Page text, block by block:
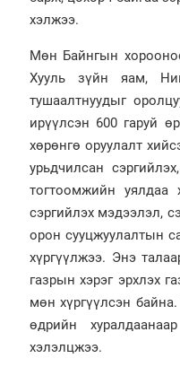
хэлжээ.
Мөн Байнгын
Хууль зүйн яам,
тушаалтнуудыг
ирүүлсэн 600 гаруй
хөрөнгө оруулалт
урьдчилсан
тогтоомжийн уялдаа
сэргийлэх мэдээлэл,
орон сууцжуулалтын
хүргүүлжээ. Энэ
газрын хэрэг эрхлэх
мөн хүргүүлсэн
өдрийн
хэлэлцжээ.